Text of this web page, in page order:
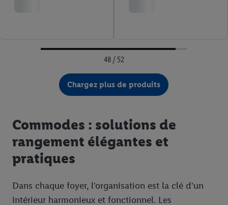
48 / 52
Chargez plus de produits
Commodes : solutions de
rangement élégantes et
pratiques
Dans chaque foyer, l'organisation est la clé d'un
intérieur harmonieux et fonctionnel. Les